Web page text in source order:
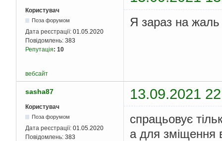
Користувач
Поза форумом
Дата реєстрації: 01.05.2020
Повідомлень: 383
Репутація: 10
Я зараз на
вебсайт
sasha87 13.09.2021
Користувач
Поза форумом
Дата реєстрації: 01.05.2020
Повідомлень: 383
спрацьовує
а для зміщення